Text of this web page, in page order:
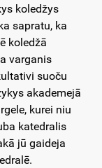
koledžys
sapratu, ka
koledžā
varganis
suoču
akademejā
kurei niu
katedralis
jū gaideja